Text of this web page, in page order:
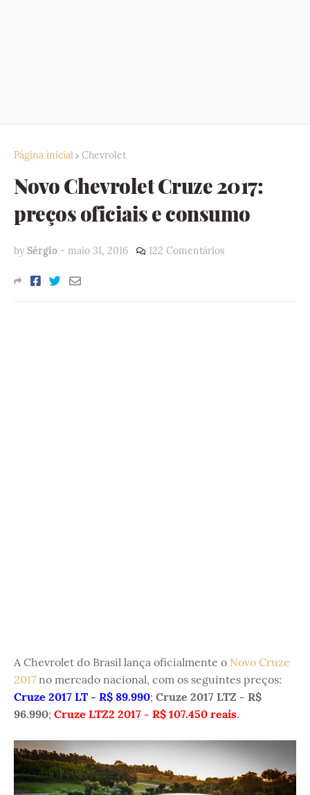
Página inicial Chevrolet
Novo Chevrolet Cruze 2017:
preços oficiais e consumo
by Sérgio - maio 31, 2016 122 Comentários
A Chevrolet do Brasil lança oficialmente o Novo Cruze
2017 no mercado nacional, com os seguintes preços:
Cruze 2017 LT - R$ 89.990; Cruze 2017 LTZ - R$
96.990; Cruze LTZ2 2017 - R$ 107.450 reais.